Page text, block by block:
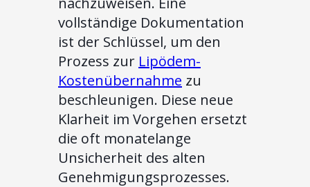
vollständige Dokumentation
ist der Schlüssel, um den
Prozess zur Lipödem-
Kostenübernahme zu
beschleunigen. Diese neue
Klarheit im Vorgehen ersetzt
die oft monatelange
Unsicherheit des alten
Genehmigungsprozesses.